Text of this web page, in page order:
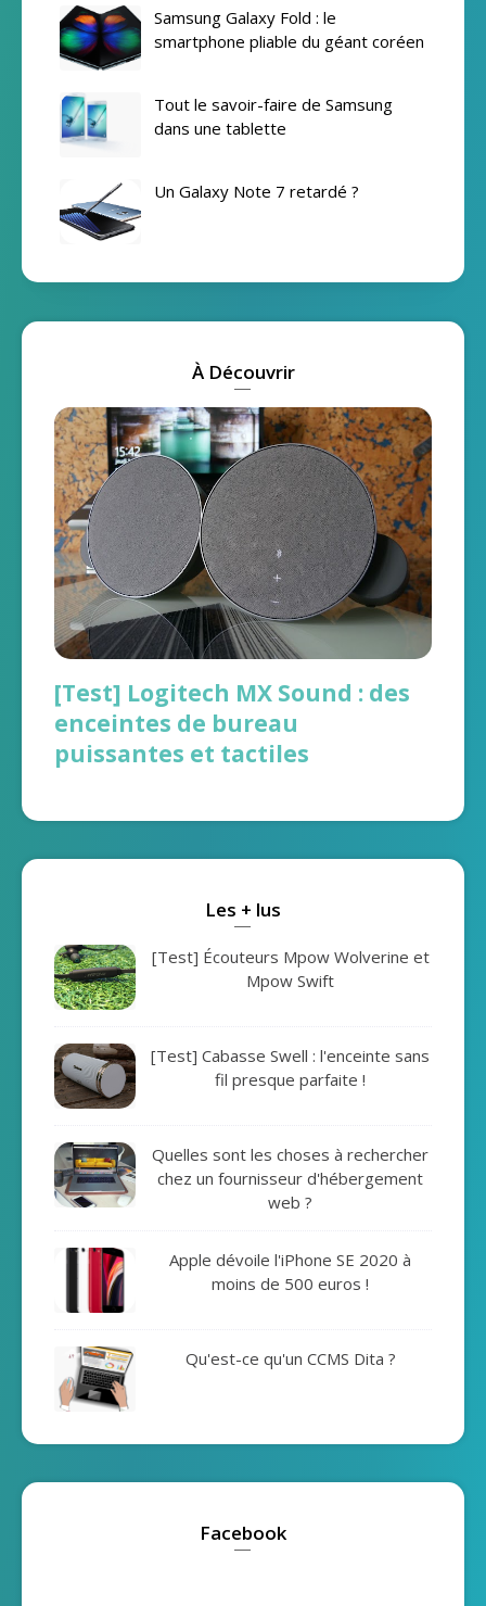
Samsung Galaxy Fold : le
smartphone pliable du géant coréen
Tout le savoir-faire de Samsung
dans une tablette
Un Galaxy Note 7 retardé ?
À Découvrir
[Test] Logitech MX Sound : des
enceintes de bureau
puissantes et tactiles
Les + lus
[Test] Écouteurs Mpow Wolverine et
Mpow Swift
[Test] Cabasse Swell : l'enceinte sans
fil presque parfaite !
Quelles sont les choses à rechercher
chez un fournisseur d'hébergement
web ?
Apple dévoile l'iPhone SE 2020 à
moins de 500 euros !
Qu'est-ce qu'un CCMS Dita ?
Facebook